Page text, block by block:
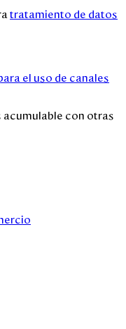
tratamiento de datos
el uso de canales
acumulable con otras